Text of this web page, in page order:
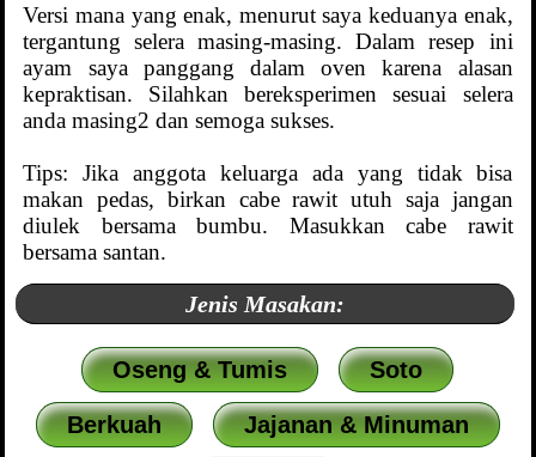
Versi mana yang enak, menurut saya keduanya enak,
tergantung selera masing-masing. Dalam resep ini
ayam saya panggang dalam oven karena alasan
kepraktisan. Silahkan bereksperimen sesuai selera
anda masing2 dan semoga sukses.
Tips: Jika anggota keluarga ada yang tidak bisa
makan pedas, birkan cabe rawit utuh saja jangan
diulek bersama bumbu. Masukkan cabe rawit
bersama santan.
Jenis Masakan:
Oseng & Tumis Soto
Berkuah Jajanan & Minuman